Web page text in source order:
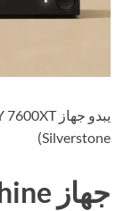
يبدو جهاز Aoostar GODY 7600XT بديلًا ممتازًا لجهاز Steam Machine الأساسي
Silverstone)
جهاز Steam Machine بشروطك الخاصة